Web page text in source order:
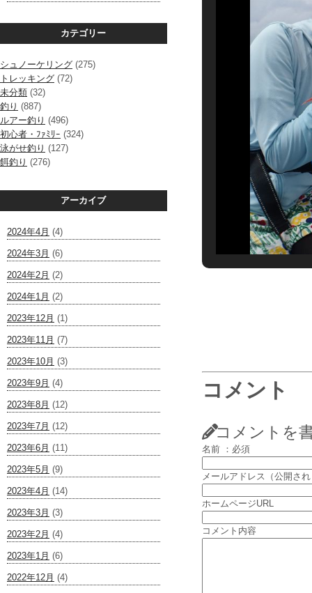
カテゴリー
シュノーケリング (275)
トレッキング (72)
未分類 (32)
釣り (887)
ルアー釣り (496)
初心者・ﾌｧﾐﾘｰ (324)
泳がせ釣り (127)
餌釣り (276)
アーカイブ
2024年4月 (4)
2024年3月 (6)
2024年2月 (2)
2024年1月 (2)
2023年12月 (1)
2023年11月 (7)
2023年10月 (3)
2023年9月 (4)
2023年8月 (12)
2023年7月 (12)
2023年6月 (11)
2023年5月 (9)
2023年4月 (14)
2023年3月 (3)
2023年2月 (4)
2023年1月 (6)
2022年12月 (4)
コメント
コメントを
名前 ：必須
メールアドレス（公開さ
ホームページURL
コメント内容